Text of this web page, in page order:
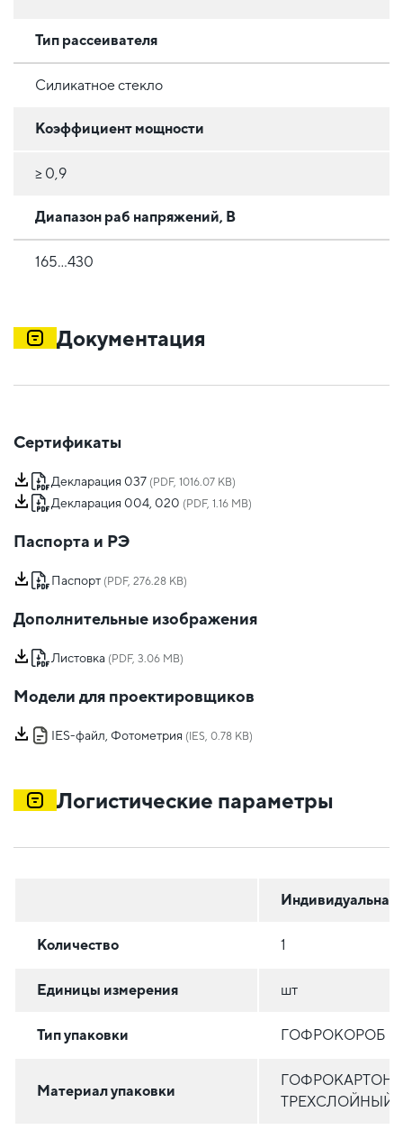
Тип рассеивателя
Силикатное стекло
Коэффициент мощности
≥ 0,9
Диапазон раб напряжений, В
165...430
Документация
Сертификаты
Декларация 037 (PDF, 1016.07 KB)
Декларация 004, 020 (PDF, 1.16 MB)
Паспорта и РЭ
Паспорт (PDF, 276.28 KB)
Дополнительные изображения
Листовка (PDF, 3.06 MB)
Модели для проектировщиков
IES-файл, Фотометрия (IES, 0.78 KB)
Логистические параметры
Индивидуальная
Количество 1
Единицы измерения шт
Тип упаковки ГОФРОКОРОБ
Материал упаковки
ГОФРОКАРТОН
ТРЕХСЛОЙНЫЙ